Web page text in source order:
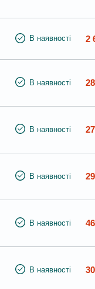
В наявності 2
В наявності
В наявності
В наявності
В наявності
В наявності